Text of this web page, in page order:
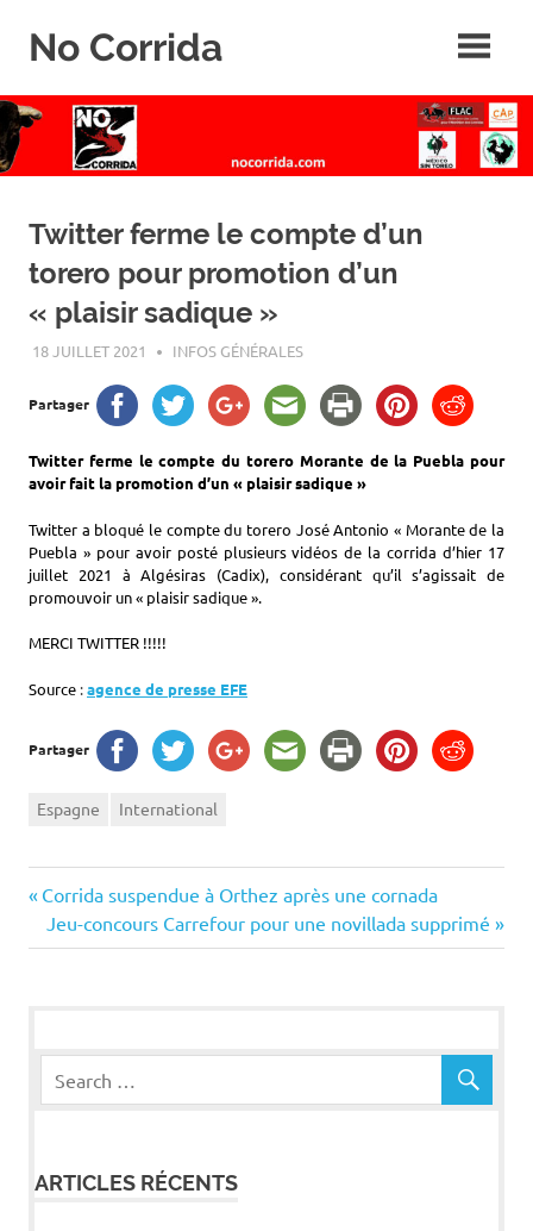
No Corrida
de
la
corrida
Twitter ferme le compte d’un
torero pour promotion d’un
« plaisir sadique »
18 JUILLET 2021 ROGER LAHANA
INFOS GÉNÉRALES
Partager
Twitter ferme le compte du torero Morante de la Puebla pour
avoir fait la promotion d’un « plaisir sadique »
Twitter a bloqué le compte du torero José Antonio « Morante de la
Puebla » pour avoir posté plusieurs vidéos de la corrida d’hier 17
juillet 2021 à Algésiras (Cadix), considérant qu’il s’agissait de
promouvoir un « plaisir sadique ».
MERCI TWITTER !!!!!
Source :agence de presse EFE
Partager
Espagne International
Navigation
de
Previous
Post:
Corrida suspendue à Orthez après une cornada
Next
Post:
Jeu-concours Carrefour pour une novillada supprimé
ARTICLES RÉCENTS